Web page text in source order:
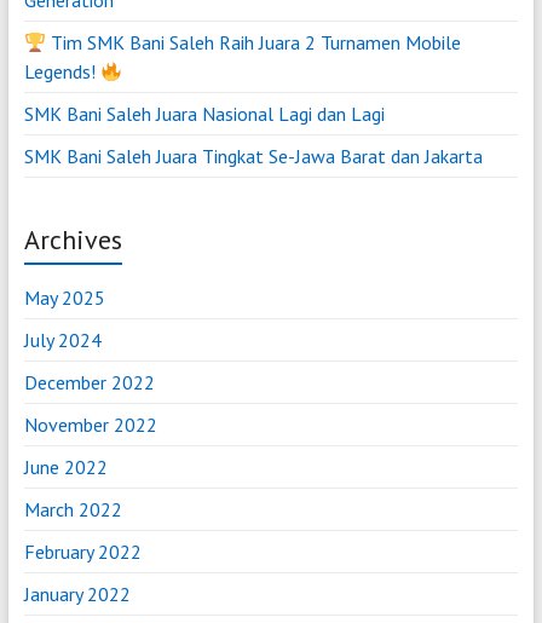
Tim SMK Bani Saleh Raih Juara 2 Turnamen Mobile
Legends!
SMK Bani Saleh Juara Nasional Lagi dan Lagi
SMK Bani Saleh Juara Tingkat Se-Jawa Barat dan Jakarta
Archives
May 2025
July 2024
December 2022
November 2022
June 2022
March 2022
February 2022
January 2022